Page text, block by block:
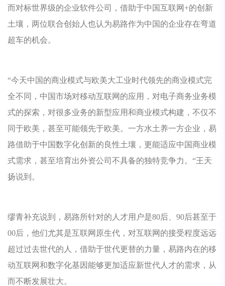
而对标世界级的企业软件公司，借助于中国互联网+的创新
土壤，两位联合创始人也认为易路作为中国的企业存在弯道
超车的机会。
“今天中国的商业模式与欧美大工业时代领先的商业模式完
全不同，中国市场对移动互联网的应用，对电子商务业务模
式的探索，对很多业务的新型应用和商业模式构建，不仅不
同于欧美，甚至可能领先于欧美。一方水土养一方企业，易
路借助于中国数字化创新的良性土壤，更能适应中国商业模
式需求，甚至培育出外资公司不具备的独特竞争力。“王天
扬说到。
缪青补充说到，易路所针对的人才用户是80后、90后甚至于
00后，他们尤其是互联网原生代，对互联网的接受程度远远
超过过去世代的人，借助于世代更替的力量，易路内在的移
动互联网和数字化基因能够更加适应新世代人才的需求，从
而不断发展壮大。